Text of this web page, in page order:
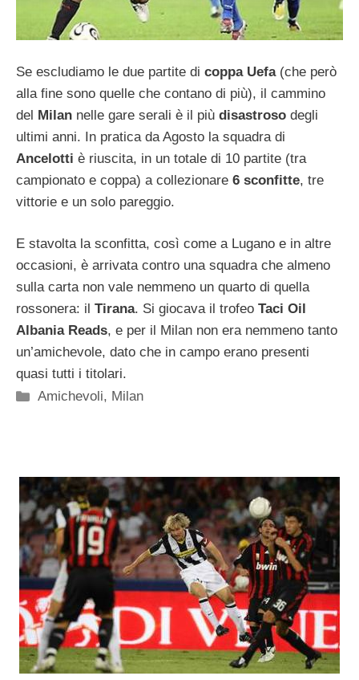
Se escludiamo le due partite di coppa Uefa (che però
alla fine sono quelle che contano di più), il cammino
del Milan nelle gare serali è il più disastroso degli
ultimi anni. In pratica da Agosto la squadra di
Ancelotti è riuscita, in un totale di 10 partite (tra
campionato e coppa) a collezionare 6 sconfitte, tre
vittorie e un solo pareggio.
E stavolta la sconfitta, così come a Lugano e in altre
occasioni, è arrivata contro una squadra che almeno
sulla carta non vale nemmeno un quarto di quella
rossonera: il Tirana. Si giocava il trofeo Taci Oil
Albania Reads, e per il Milan non era nemmeno tanto
un’amichevole, dato che in campo erano presenti
quasi tutti i titolari.
Categorie
Amichevoli, Milan